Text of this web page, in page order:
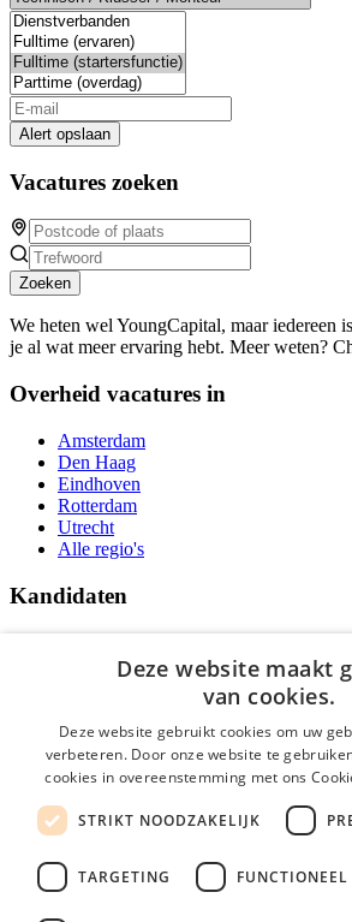
Alert opslaan
Vacatures zoeken
Zoeken
We heten wel YoungCapital, maar iedereen
je al wat meer ervaring hebt. Meer weten?
Overheid vacatures in
Amsterdam
Den Haag
Eindhoven
Rotterdam
Utrecht
Alle regio's
Kandidaten
Vacatures
Over Vacatures Overheid Online
YoungCapital IOS App
YoungCapital Android App
Social
Deze website maakt
van cookies.
Deze website gebruikt cookies om uw
verbeteren. Door onze website te
cookies in overeenstemming met ons
STRIKT NOODZAKELIJK
TARGETING FUNCTIONEEL